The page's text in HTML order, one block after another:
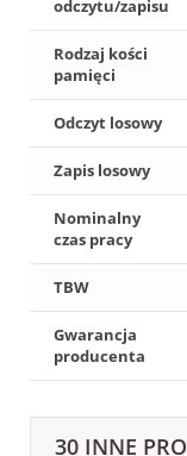
odczytu/zapisu
Rodzaj kości
pamięci
Odczyt losowy
Zapis losowy
Nominalny
czas pracy
TBW
Gwarancja
producenta
30 INNE